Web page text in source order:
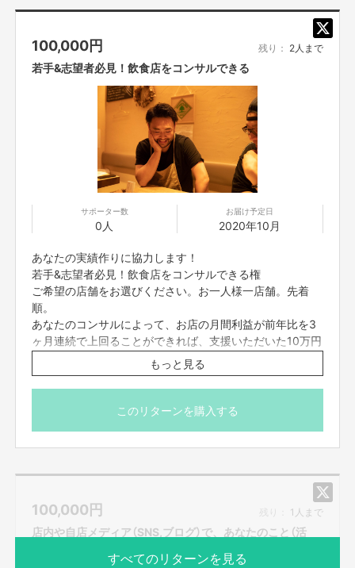
とにかく「お客様に喜んでもらい、その結果として地域の店舗ビジネスの経
済を刺激し、より面白くしたい」という思いです。そして、それを多くの同
業者様に共有し共存していきたい。そう思っております。地域の店舗ビジネ
る。死に物狂いで努力しているお店が簡単に負けない、倒れない土台を作り
上げ、未来へ繋げたい。
どうぞよろしくお願いいたします。
DINING JUICYS （ダイニング ジューシー）
お取引において開示要求があった場合速やかにお答えさせて頂きます。
18:00-21:00（火曜ー日曜）http://www.tb-
100,000円 残り： 2人まで
若手&志望者必見！飲食店をコンサルできる
サポーター数
0人
お届け予定日
2020年10月
あなたの実績作りに協力します！
若手&志望者必見！飲食店をコンサルできる権
ご希望の店舗をお選びください。お一人様一店舗。先着
順。
あなたのコンサルによって、お店の月間利益が前年比を3
ヶ月連続で上回ることができれば、支援いただいた10万円
はお返し致します。
店舗情報
●創作串料理「Dining Juicys104」（ダイニング ジューシ
定休
18:00-21:00（火曜ー日曜）
giorno.com/fcblog/2020/05/14/456/
もっと見る
このリターンを購入する
100,000円 残り： 1人まで
店内や自店メディア（SNS,ブログ）で、あなたのこと（活
動）を全力で宣伝します！
すべてのリターンを見る